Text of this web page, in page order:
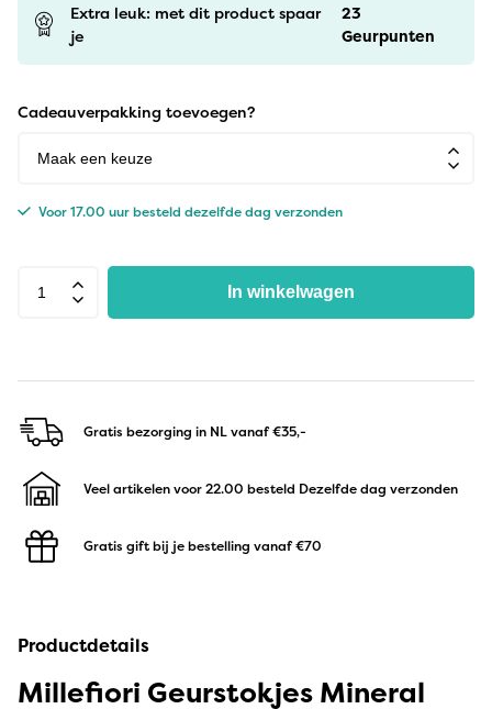
Extra leuk: met dit product spaar
je
23
Geurpunten
Cadeauverpakking toevoegen?
Voor 17.00 uur besteld dezelfde dag verzonden
In winkelwagen
Gratis bezorging in NLvanaf €35,-
Veel artikelen voor 22.00 besteld Dezelfde dag verzonden
Gratis gift bij je bestelling vanaf €70
Productdetails
Millefiori Geurstokjes Mineral